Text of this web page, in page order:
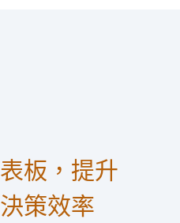
板，提升
策效率